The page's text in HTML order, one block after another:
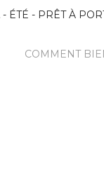
- PRÊT À
COMMENT